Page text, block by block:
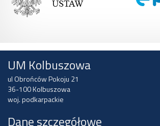
UM Kolbuszowa
ul Obrońców Pokoju 21
36-100 Kolbuszowa
woj. podkarpackie
Dane szczegółowe